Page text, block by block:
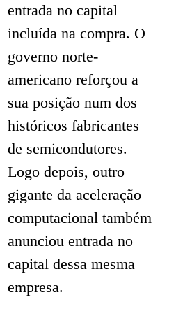
entrada no capital
incluída na compra. O
governo norte-
americano reforçou a
sua posição num dos
históricos fabricantes
de semicondutores.
Logo depois, outro
gigante da aceleração
computacional também
anunciou entrada no
capital dessa mesma
empresa.